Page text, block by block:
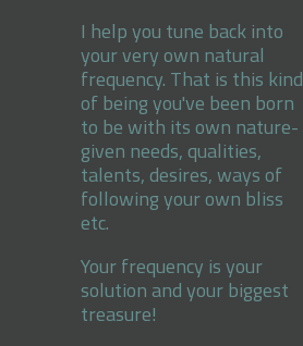
I help you tune back into
your very own natural
frequency. That is this kind
of being you've been born
to be with its own nature-
given needs, qualities,
talents, desires, ways of
following your own bliss
etc.
Your frequency is your
solution and your biggest
treasure!